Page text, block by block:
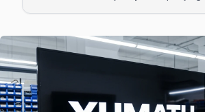
Yumatu TV HDMI port arızası
Hamidiye Yumatu Anakart Tamiri →
Harmantepe Yumatu Servis
Harmantepe'den gelen Yumatu TV
Kağıthane Yumatu Servis →